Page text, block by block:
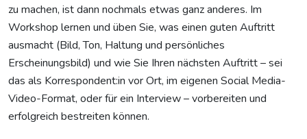
zu machen, ist dann nochmals etwas ganz anderes. Im
Workshop lernen und üben Sie, was einen guten Auftritt
ausmacht (Bild, Ton, Haltung und persönliches
Erscheinungsbild) und wie Sie Ihren nächsten Auftritt – sei
das als Korrespondent:in vor Ort, im eigenen Social Media-
Video-Format, oder für ein Interview – vorbereiten und
erfolgreich bestreiten können.